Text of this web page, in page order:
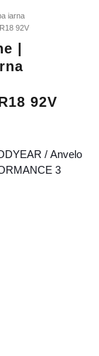
iarna
92V
|
92V
/ Anvelo
3